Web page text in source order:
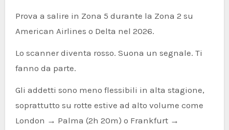
Prova a salire in Zona 5 durante la Zona 2 su
American Airlines o Delta nel 2026.
Lo scanner diventa rosso. Suona un segnale. Ti
fanno da parte.
Gli addetti sono meno flessibili in alta stagione,
soprattutto su rotte estive ad alto volume come
London → Palma (2h 20m) o Frankfurt →